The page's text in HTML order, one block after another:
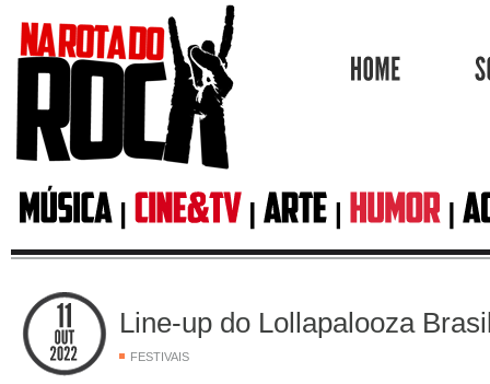
Line-up do Lollapalooza
FESTIVAIS